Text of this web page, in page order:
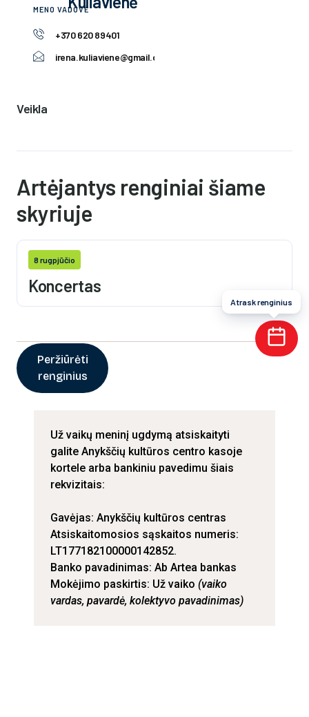
MENO VADOVĖ
+370 620 89401
irena.kuliaviene@gmail.com
Veikla
Artėjantys renginiai šiame
skyriuje
8 rugpjūčio
Koncertas
Peržiūrėti
renginius
Už vaikų meninį ugdymą atsiskaityti
galite Anykščių kultūros centro kasoje
kortele arba bankiniu pavedimu šiais
rekvizitais:
Gavėjas: Anykščių kultūros centras
Atsiskaitomosios sąskaitos numeris:
LT177182100000142852.
Banko pavadinimas: Ab Artea bankas
Mokėjimo paskirtis: Už vaiko (vaiko
vardas, pavardė, kolektyvo pavadinimas)
Atrask renginius